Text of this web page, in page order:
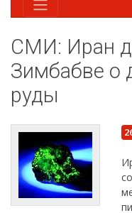
СМИ: Иран
Зимбабве о
руды